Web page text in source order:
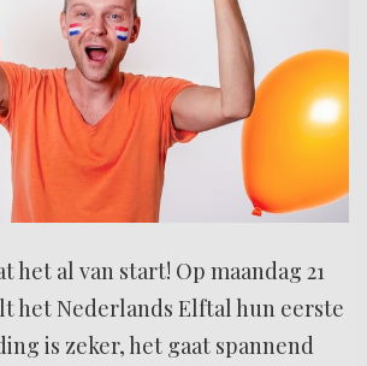
het al van start! Op maandag 21
het Nederlands Elftal hun eerste
is zeker, het gaat spannend